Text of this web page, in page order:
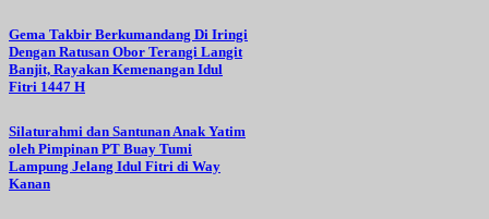
Gema Takbir Berkumandang Di Iringi
Dengan Ratusan Obor Terangi Langit
Banjit, Rayakan Kemenangan Idul
Fitri 1447 H
Silaturahmi dan Santunan Anak Yatim
oleh Pimpinan PT Buay Tumi
Lampung Jelang Idul Fitri di Way
Kanan